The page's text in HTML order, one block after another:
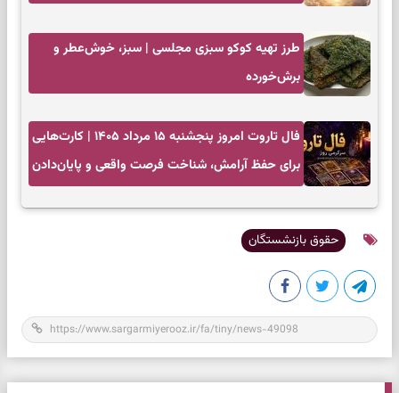
طرز تهیه کوکو سبزی مجلسی | سبز، خوش‌عطر و
برش‌خورده
فال تاروت امروز پنجشنبه ۱۵ مرداد ۱۴۰۵ | کارت‌هایی
برای حفظ آرامش، شناخت فرصت واقعی و پایان‌دادن
حقوق بازنشستگان